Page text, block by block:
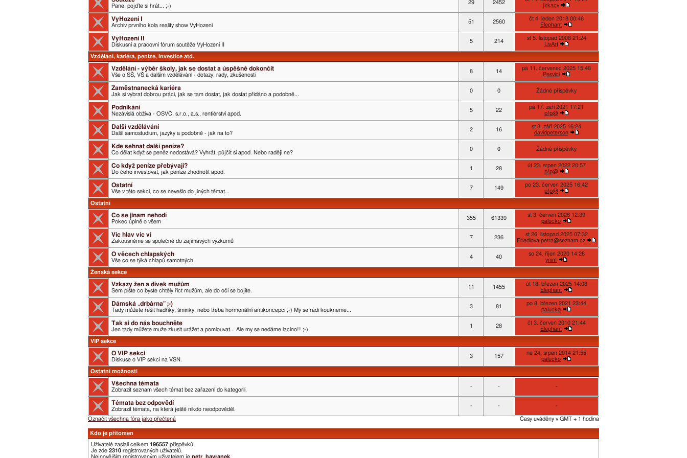
Pane, pojďte si hrát... ;-)
29 2452
jirkacv
VyHození I
Archiv prvního kola reality show VyHození
51 2560
čt 4. leden 2018 00:46
Elephant
VyHození II
Diskusní a pracovní fórum soutěže VyHození II
5 214
st 5. listopad 2008 21:24
LivArt
Vzdělání, kariéra, peníze, investice atd.
Vzdělání - výběr školy, jak se dostat a úspěšně dokončit
Vše o SŠ, VŠ a dalším vzdělávání - dotazy, rady, zkušenosti
8 14
pá 11. červenec 2025 15:48
Pesvici
Zaměstnanecká kariéra
Jak si vybrat dobrou práci, jak se tam dostat, jak dostat přidáno a podobně...
0 0 Žádné příspěvky
Podnikání
Nezávislá obživa - OSVČ, s.r.o., a.s., rentiérství apod.
5 22
pá 17. září 2021 17:21
p!p@
Další vzdělávání
Další samostudium, jazyky a podobně - jak na to?
2 16
st 3. září 2025 16:24
davidpeterson
Kde sehnat další peníze?
Co dělat když se peněz nedostává? Vyhrát, půjčit si apod. Nebo raději ne?
0 0 Žádné příspěvky
Co když peníze přebývají?
Do čeho investovat, jak peníze zhodnotit apod.
1 28
út 23. srpen 2022 20:57
p!p@
Ostatní
Vše v této sekci, co se nevešlo do jiných témat...
7 149
po 23. červen 2025 16:42
p!p@
Ostatní
Co se jinam nehodí
Pokec úplně o všem
355 61339
st 3. červen 2026 12:39
palucko
Víc hlav víc ví
Zakousněme se společně do zajímavých výzkumů
7 236
st 26. listopad 2025 07:32
Friedlova.petra@seznam.cz
O věcech chlapských
Vše co se týká chlapů samotných
4 40
so 24. říjen 2020 14:28
ynim
Ženská sekce
Vzkazy žen a dívek mužům
Sem pište co byste chtěly říct mužům, ale do očí se bojíte.
11 1455
út 18. březen 2025 14:08
Elephant
Dámská „drbárna” ;-)
Tady můžete řešit hadříky, šminky, nebo třeba hormonální antikoncepci ;-) My se rádi koukneme...
3 81
po 8. březen 2021 23:44
palucko
Tak si do nás bouchněte
Jen tady můžete muže zkusit urážet a pomlouvat... Ale my se nedáme lacino!! ;-)
1 28
čt 3. červen 2010 21:44
Elephant
VIP sekce
O VIP sekci
Diskuse o VIP sekci na VSN.
3 157
ne 24. srpen 2014 21:55
palucko
Ostatní možnosti
Všechna témata
Zobrazit seznam všech témat bez zařazení do kategorií.
- - -
Témata bez odpovědí
Zobrazit témata, na která ještě nikdo neodpověděl.
- - -
Časy uváděny v GMT + 1 hodina
Označit všechna fóra jako přečtená
Kdo je přítomen
Uživatelé zaslali celkem 196557 příspěvků.
Je zde 2310 registrovaných uživatelů.
Nejnovějším registrovaným uživatelem je petr_havranek.